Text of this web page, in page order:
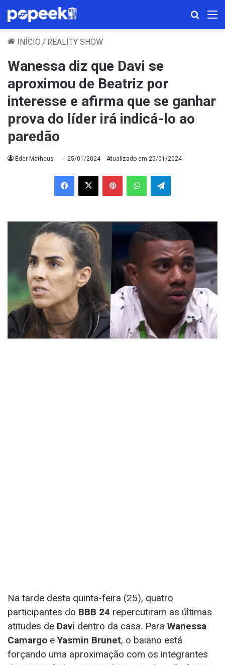
INÍCIO / REALITY SHOW
Wanessa diz que Davi se
aproximou de Beatriz por
interesse e afirma que se ganhar
prova do líder irá indicá-lo ao
paredão
Éder Matheus 25/01/2024 Atualizado em 25/01/2024
Facebook
X PinterestWhatsAppTelegram
Na tarde desta quinta-feira (25), quatro
participantes do BBB 24 repercutiram as últimas
atitudes de Davi dentro da casa. Para Wanessa
Camargo eYasmin Brunet, o baiano está
forçando uma aproximação com os integrantes